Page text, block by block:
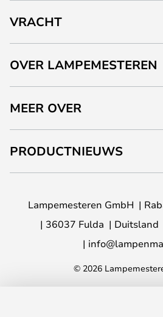
VRACHT
OVER LAMPEMESTEREN
MEER OVER
PRODUCTNIEUWS
Lampemesteren GmbH
36037 Fulda
Duitsland
© 2026